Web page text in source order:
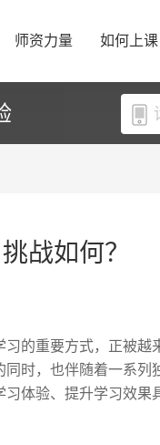
师资力量 如何上课
战如何？
的重要方式，正被越
时，也伴随着一系列
体验、提升学习效果